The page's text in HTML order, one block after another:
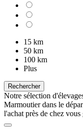
15 km
50 km
100 km
Plus
Rechercher
Notre sélection
Marmoutier dans le
l'achat près de chez